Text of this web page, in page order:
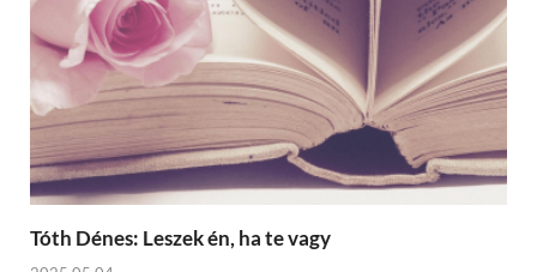
Tóth Dénes: Leszek én, ha te vagy